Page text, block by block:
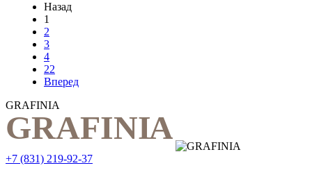
Назад
1
2
3
4
22
Вперед
GRAFINIA
+7 (831) 219-92-37